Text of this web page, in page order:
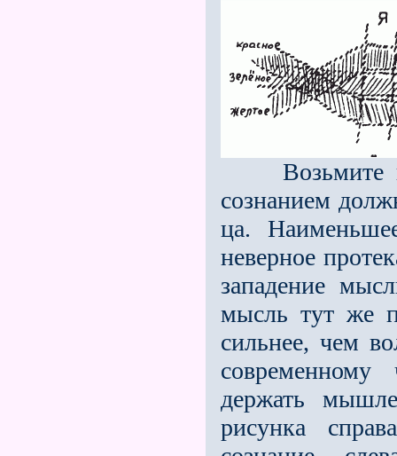
Возьмите
сознанием
ца.
неверное
западение
мысль тут же
сильнее, чем
современному
держать
рисунка